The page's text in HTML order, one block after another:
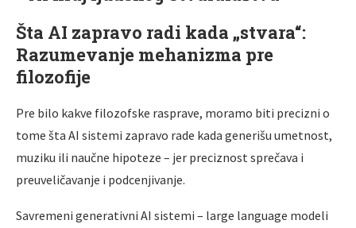
Šta AI zapravo radi kada „stvara“:
Razumevanje mehanizma pre
filozofije
Pre bilo kakve filozofske rasprave, moramo biti precizni o
tome šta AI sistemi zapravo rade kada generišu umetnost,
muziku ili naučne hipoteze – jer preciznost sprečava i
preuveličavanje i podcenjivanje.
Savremeni generativni AI sistemi – large language modeli